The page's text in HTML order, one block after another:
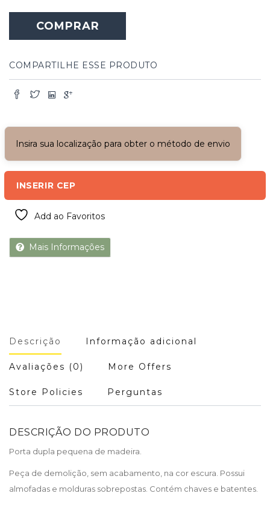
COMPRAR
COMPARTILHE ESSE PRODUTO
Insira sua localização para obter o método de envio
INSERIR CEP
Add ao Favoritos
Mais Informações
Descrição Informação adicional
Avaliações (0) More Offers
Store Policies Perguntas
DESCRIÇÃO DO PRODUTO
Porta dupla pequena de madeira.
Peça de demolição, sem acabamento, na cor escura. Possui
almofadas e molduras sobrepostas. Contém chaves e batentes.